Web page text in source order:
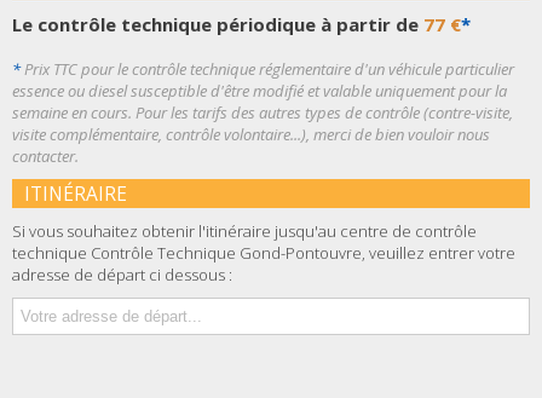
Le contrôle technique périodique à partir de 77 €*
*Prix TTC pour le contrôle technique réglementaire d'un véhicule particulier
essence ou diesel susceptible d'être modifié et valable uniquement pour la
semaine en cours. Pour les tarifs des autres types de contrôle (contre-visite,
visite complémentaire, contrôle volontaire...), merci de bien vouloir nous
contacter.
ITINÉRAIRE
Si vous souhaitez obtenir l'itinéraire jusqu'au centre de contrôle
technique Contrôle Technique Gond-Pontouvre, veuillez entrer votre
adresse de départ ci dessous :